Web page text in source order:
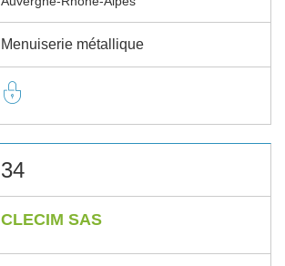
Menuiserie métallique
34
CLECIM SAS